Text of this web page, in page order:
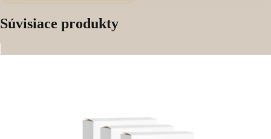
Súvisiace produkty